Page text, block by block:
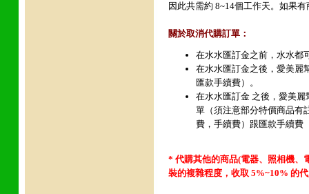
因此共需約 8~14個工作天。如果
關於取消代購訂單：
在水水匯訂金之前，水水都
在水水匯訂金之後，愛美麗
匯款手續費）。
在水水匯訂金 之後，愛美
單（須注意部分特價商品有
費，手續費）跟匯款手續費
* 代購其他的商品(電器、照相機、
裝的複雜程度，收取 5%~10% 的